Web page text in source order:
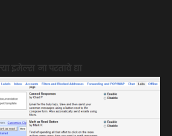
इमेल्स ना परतावे द्या